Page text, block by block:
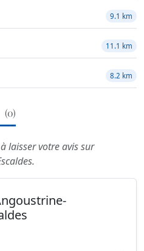
9.1 km
11.1 km
8.2 km
(0)
laisser votre avis sur